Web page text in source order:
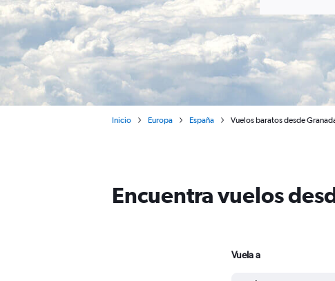
Inicio Europa España Vuelos baratos desde
Encuentra vuelos
Vuela a